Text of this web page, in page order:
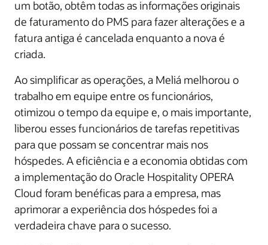
um botão, obtêm todas as informações originais
de faturamento do PMS para fazer alterações e a
fatura antiga é cancelada enquanto a nova é
criada.
Ao simplificar as operações, a Meliá melhorou o
trabalho em equipe entre os funcionários,
otimizou o tempo da equipe e, o mais importante,
liberou esses funcionários de tarefas repetitivas
para que possam se concentrar mais nos
hóspedes. A eficiência e a economia obtidas com
a implementação do Oracle Hospitality OPERA
Cloud foram benéficas para a empresa, mas
aprimorar a experiência dos hóspedes foi a
verdadeira chave para o sucesso.